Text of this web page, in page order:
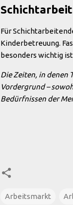
Für
Kinderbetreuung.
besonders wichtig
Die Zeiten, in denen
Vordergrund –
Bedürfnissen der
Arbeitsmarkt